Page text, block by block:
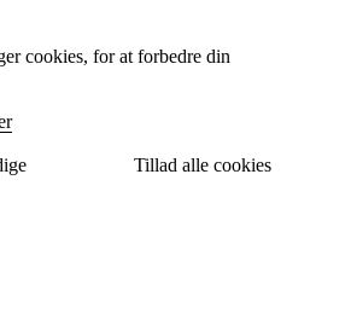
cookies, for at forbedre din
Tillad alle cookies